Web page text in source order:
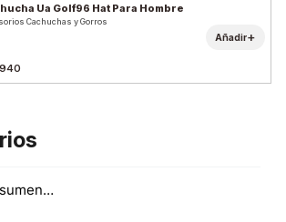
Ua Golf96 Hat Para Hombre
Cachuchas y Gorros
Añadir+